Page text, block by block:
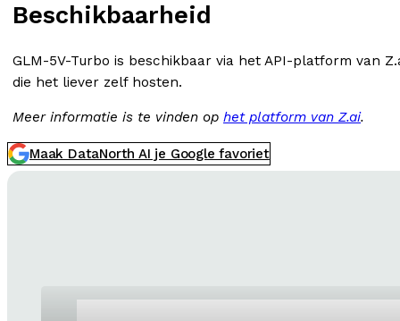
Beschikbaarheid
GLM-5V-Turbo is beschikbaar via het API-platform van
die het liever zelf hosten.
Meer informatie is te vinden op het platform van Z.ai.
Maak DataNorth AI je Google favoriet